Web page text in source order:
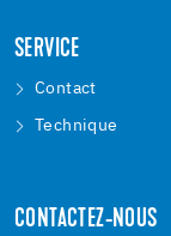
SERVICE
Contact
Technique
CONTACTEZ-NOUS